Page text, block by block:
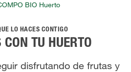
BIO Huerto
LO HACES CONTIGO
TU HUERTO
disfrutando de frutas y